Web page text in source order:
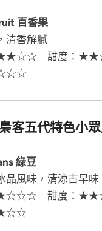
百香果
清香解膩
甜度：
客五代特色小
綠豆
品風味，清涼古早味
甜度：